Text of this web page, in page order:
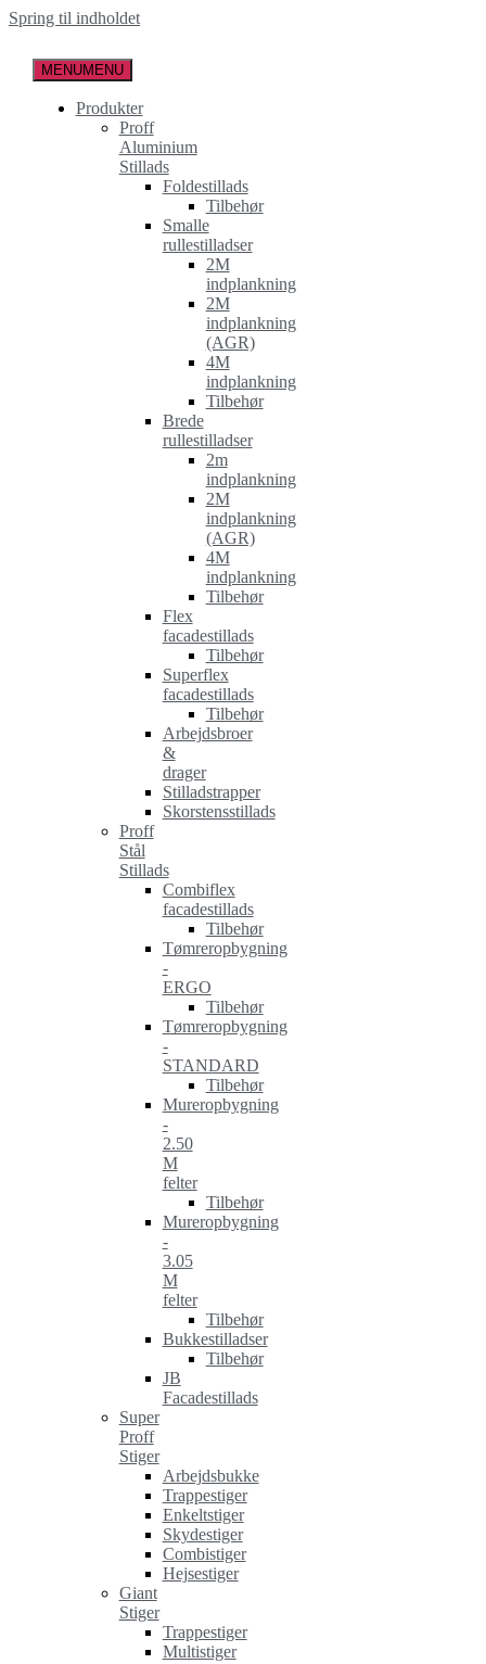
Spring til indholdet
MENUMENU
Produkter
Proff
Aluminium
Stillads
Foldestillads
Tilbehør
Smalle
rullestilladser
2M
indplankning
2M
indplankning
(AGR)
4M
indplankning
Tilbehør
Brede
rullestilladser
2m
indplankning
2M
indplankning
(AGR)
4M
indplankning
Tilbehør
Flex
facadestillads
Tilbehør
Superflex
facadestillads
Tilbehør
Arbejdsbroer
&
drager
Stilladstrapper
Skorstensstillads
Proff
Stål
Stillads
Combiflex
facadestillads
Tilbehør
Tømreropbygning
-
ERGO
Tilbehør
Tømreropbygning
-
STANDARD
Tilbehør
Mureropbygning
-
2.50
M
felter
Tilbehør
Mureropbygning
-
3.05
M
felter
Tilbehør
Bukkestilladser
Tilbehør
JB
Facadestillads
Super
Proff
Stiger
Arbejdsbukke
Trappestiger
Enkeltstiger
Skydestiger
Combistiger
Hejsestiger
Giant
Stiger
Trappestiger
Multistiger